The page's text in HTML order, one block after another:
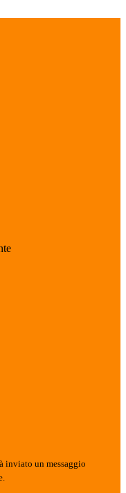
inviato un messaggio